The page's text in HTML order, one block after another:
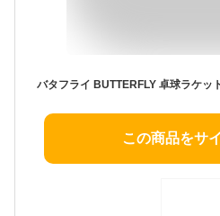
この商品をサ